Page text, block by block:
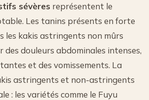
sévères représentent le
Les tanins présents en forte
les kakis astringents non mûrs
douleurs abdominales intenses,
et des vomissements. La
astringents et non-astringents
: les variétés comme le Fuyu